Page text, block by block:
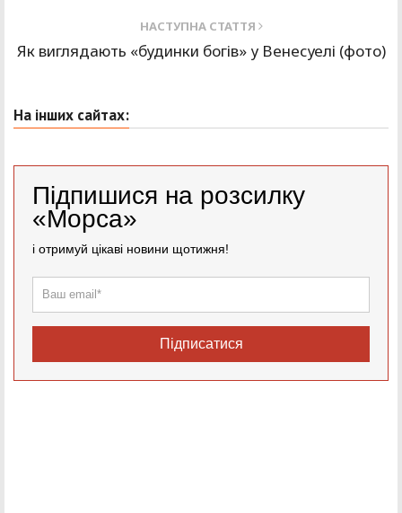
НАСТУПНА СТАТТЯ
Як виглядають «будинки богів» у Венесуелі (фото)
На інших сайтах:
Підпишися на розсилку
«Морса»
і отримуй цікаві новини щотижня!
Підписатися